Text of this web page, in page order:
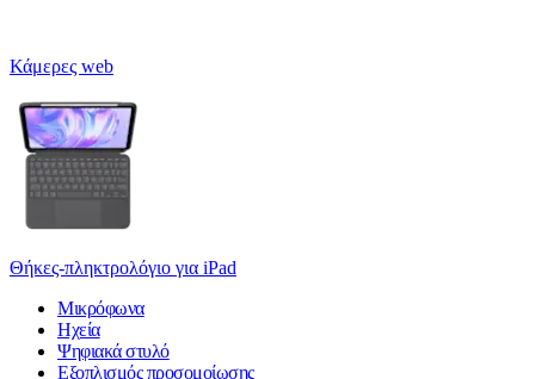
Κάμερες web
Θήκες-πληκτρολόγιο για iPad
Μικρόφωνα
Ηχεία
Ψηφιακά στυλό
Εξοπλισμός προσομοίωσης